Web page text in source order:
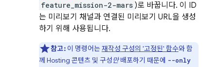
feature_mission-2-mars )로 바꿉니다. 이 ID
는 미리보기 채널과 연결된 미리보기 URL을 생성
하기 위해 사용됩니다.
참고:이 명령어는재작성 구성의 '고정된' 함수와 함
께 Hosting 콘텐츠 및 구성만배포하기 때문에 --only